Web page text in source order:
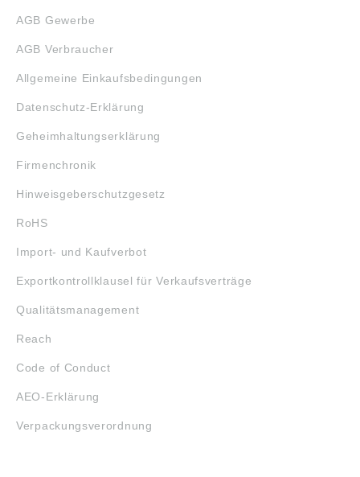
AGB Gewerbe
AGB Verbraucher
Allgemeine Einkaufsbedingungen
Datenschutz-Erklärung
Geheimhaltungserklärung
Firmenchronik
Hinweisgeberschutzgesetz
RoHS
Import- und Kaufverbot
Exportkontrollklausel für Verkaufsverträge
Qualitätsmanagement
Reach
Code of Conduct
AEO-Erklärung
Verpackungsverordnung